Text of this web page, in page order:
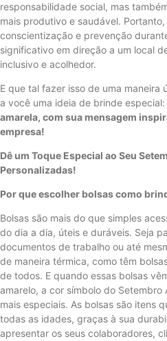
responsabilidade social, mas
mais produtivo e saudável.
conscientização e prevenção
significativo em direção a um local
inclusivo e acolhedor.
E que tal fazer isso de uma maneira
a você uma ideia de brinde especial:
amarela, com sua mensagem
empresa!
Dê um Toque Especial ao Seu
Personalizadas!
Por que escolher bolsas como
Bolsas são mais do que simples
do dia a dia, úteis e duráveis. Seja
documentos de trabalho ou até
de maneira térmica, como têm
de todos. E quando essas bolsas
amarelo, a cor símbolo do Setembro
mais especiais. As bolsas são itens
todas as idades, graças à sua
apresentar os seus colaboradores,